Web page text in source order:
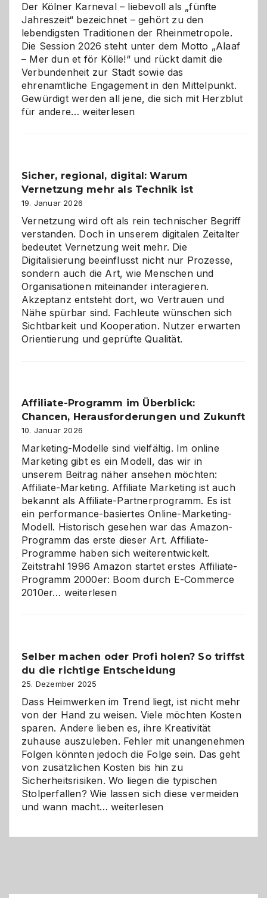
Der Kölner Karneval – liebevoll als „fünfte
Jahreszeit“ bezeichnet – gehört zu den
lebendigsten Traditionen der Rheinmetropole.
Die Session 2026 steht unter dem Motto „Alaaf
– Mer dun et för Kölle!“ und rückt damit die
Verbundenheit zur Stadt sowie das
ehrenamtliche Engagement in den Mittelpunkt.
Gewürdigt werden all jene, die sich mit Herzblut
für andere…Kölner
ein
dreifaches
Alaaf!
weiterlesen
Sicher, regional, digital: Warum
Vernetzung mehr als Technik ist
19. Januar 2026
Vernetzung wird oft als rein technischer Begriff
verstanden. Doch in unserem digitalen Zeitalter
bedeutet Vernetzung weit mehr. Die
Digitalisierung beeinflusst nicht nur Prozesse,
sondern auch die Art, wie Menschen und
Organisationen miteinander interagieren.
Akzeptanz entsteht dort, wo Vertrauen und
Nähe spürbar sind. Fachleute wünschen sich
Sichtbarkeit und Kooperation. Nutzer erwarten
Orientierung und geprüfte Qualität.
Affiliate-Programm im Überblick:
Chancen, Herausforderungen und Zukunft
10. Januar 2026
Marketing-Modelle sind vielfältig. Im online
Marketing gibt es ein Modell, das wir in
unserem Beitrag näher ansehen möchten:
Affiliate-Marketing. Affiliate Marketing ist auch
bekannt als Affiliate-Partnerprogramm. Es ist
ein performance-basiertes Online-Marketing-
Modell. Historisch gesehen war das Amazon-
Programm das erste dieser Art. Affiliate-
Programme haben sich weiterentwickelt.
Zeitstrahl 1996 Amazon startet erstes Affiliate-
Programm 2000er: Boom durch E-Commerce
2010er… Affiliate-
Herausforderungen
und
Zukunft
weiterlesen
Selber machen oder Profi holen? So triffst
du die richtige Entscheidung
25. Dezember 2025
Dass Heimwerken im Trend liegt, ist nicht mehr
von der Hand zu weisen. Viele möchten Kosten
sparen. Andere lieben es, ihre Kreativität
zuhause auszuleben. Fehler mit unangenehmen
Folgen könnten jedoch die Folge sein. Das geht
von zusätzlichen Kosten bis hin zu
Sicherheitsrisiken. Wo liegen die typischen
Stolperfallen? Wie lassen sich diese vermeiden
und wann macht…Selber
weiterlesen